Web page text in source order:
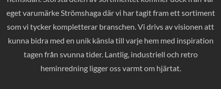
eget varumärke Strömshaga där vi har tagit fram ett sortiment
som vi tycker kompletterar branschen. Vi drivs av visionen att
kunna bidra med en unik känsla till varje hem med inspiration
tagen från svunna tider. Lantlig, industriell och retro
heminredning ligger oss varmt om hjärtat.